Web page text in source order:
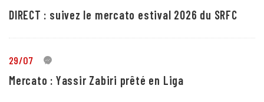
DIRECT : suivez le mercato estival 2026 du SRFC
29/07 5
Mercato : Yassir Zabiri prêté en Liga